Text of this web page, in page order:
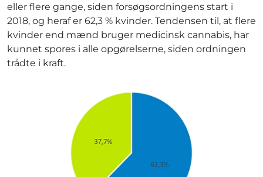
eller flere gange, siden forsøgsordningens start i
2018, og heraf er 62,3 % kvinder. Tendensen til, at flere
kvinder end mænd bruger medicinsk cannabis, har
kunnet spores i alle opgørelserne, siden ordningen
trådte i kraft.